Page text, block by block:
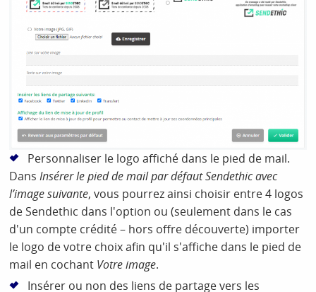
Personnaliser le logo affiché dans le pied de mail.
DansInsérer le pied de mail par défaut Sendethic avec
l’image suivante, vous pourrez ainsi choisir entre 4 logos
de Sendethic dans l'option ou (seulement dans le cas
d'un compte crédité – hors offre découverte) importer
le logo de votre choix afin qu'il s'affiche dans le pied de
mail en cochant Votre image.
Insérer ou non des liens de partage vers les